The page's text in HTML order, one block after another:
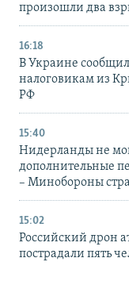
произошли два
16:18
В Украине
налоговикам из
РФ
15:40
Нидерланды не
дополнительные
– Минобороны
15:02
Российский дрон
пострадали пять